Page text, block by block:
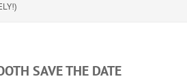
SAVE THE DATE